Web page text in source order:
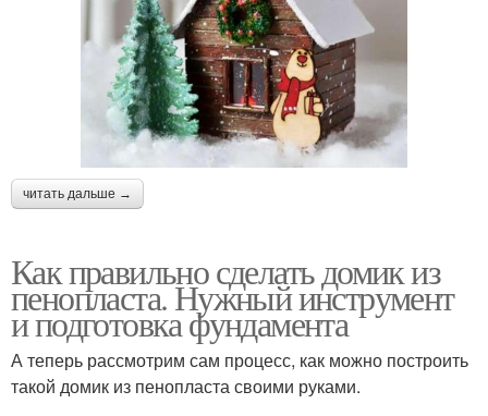
читать дальше →
Как правильно сделать домик из
пенопласта. Нужный инструмент
и подготовка фундамента
А теперь рассмотрим сам процесс, как можно построить
такой домик из пенопласта своими руками.